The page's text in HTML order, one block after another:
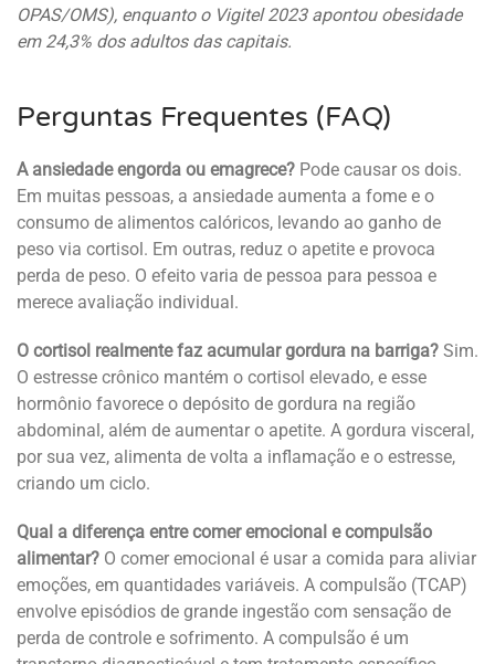
OPAS/OMS), enquanto o Vigitel 2023 apontou obesidade
em 24,3% dos adultos das capitais.
Perguntas Frequentes (FAQ)
A ansiedade engorda ou emagrece? Pode causar os dois.
Em muitas pessoas, a ansiedade aumenta a fome e o
consumo de alimentos calóricos, levando ao ganho de
peso via cortisol. Em outras, reduz o apetite e provoca
perda de peso. O efeito varia de pessoa para pessoa e
merece avaliação individual.
O cortisol realmente faz acumular gordura na barriga? Sim.
O estresse crônico mantém o cortisol elevado, e esse
hormônio favorece o depósito de gordura na região
abdominal, além de aumentar o apetite. A gordura visceral,
por sua vez, alimenta de volta a inflamação e o estresse,
criando um ciclo.
Qual a diferença entre comer emocional e compulsão
alimentar? O comer emocional é usar a comida para aliviar
emoções, em quantidades variáveis. A compulsão (TCAP)
envolve episódios de grande ingestão com sensação de
perda de controle e sofrimento. A compulsão é um